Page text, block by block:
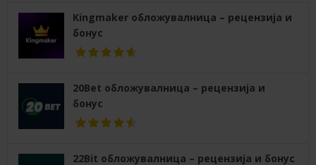
Kingmaker обложувалница – рецензија и
бонус
20Bet обложувалница – рецензија и
бонус
22Bit обложувалница – рецензија и бонус